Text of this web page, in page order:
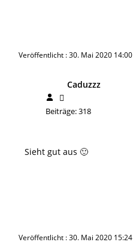
Veröffentlicht : 30. Mai 2020 14:00
Caduzzz
Beiträge: 318
Sieht gut aus 🙂
Veröffentlicht : 30. Mai 2020 15:24